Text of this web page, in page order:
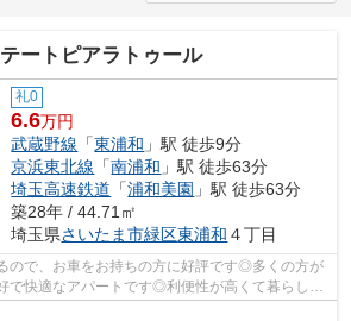
ートピアラトゥール
礼0
6.6万円
武蔵野線 「東浦和 」駅 徒歩9分
京浜東北線 「南浦和 」駅 徒歩63分
埼玉高速鉄道 「浦和美園 」駅 徒歩63分
築28年 / 44.71㎡
埼玉県さいたま市緑区東浦和 ４丁目
ので、お車をお持ちの方に好評です◎多くの方が
で快適なアパートです◎利便性が高くて暮らしや